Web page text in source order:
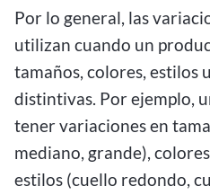
Por lo general, las
utilizan cuando un
tamaños, colores, estilos
distintivas. Por ejemplo,
tener variaciones en
mediano, grande),
estilos (cuello redondo,